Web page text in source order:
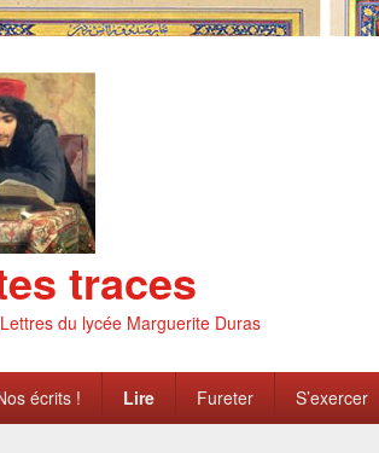
traces
du lycée Marguerite Duras
écrits ! Lire Fureter S’exercer